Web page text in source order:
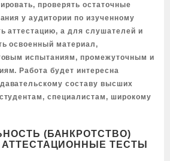
проверять остаточные
у аудитории по изученному
аттестацию, а для слушателей и
освоенный материал,
испытаниям, промежуточным и
Работа будет интересна
составу высших
специалистам, широкому
(БАНКРОТСТВО)
ТЕСТЫ